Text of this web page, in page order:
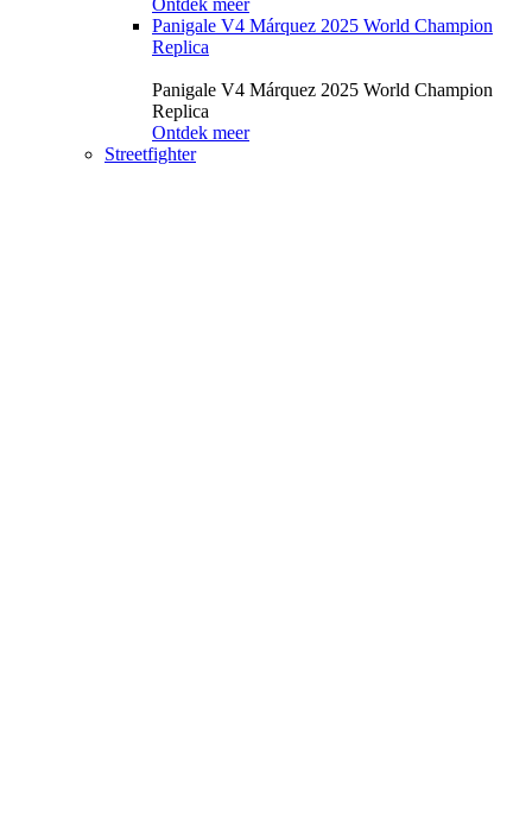
Panigale V4 Márquez 2025 World Champion
Replica
Panigale V4 Márquez 2025 World Champion
Replica
Ontdek meer
Streetfighter